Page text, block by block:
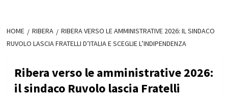
HOME RIBERA
RIBERA VERSO LE AMMINISTRATIVE 2026: IL SINDACO
RUVOLO LASCIA FRATELLI D’ITALIA E SCEGLIE L’INDIPENDENZA
Ribera verso le amministrative 2026:
il sindaco Ruvolo lascia Fratelli